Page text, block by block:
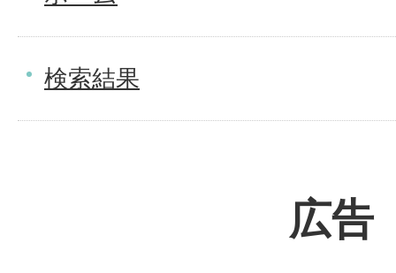
検索結果
広告